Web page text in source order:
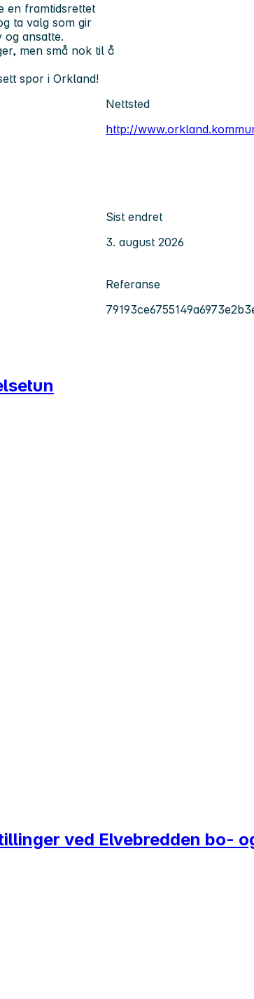
en framtidsrettet
ta valg som gir
ansatte.
men små nok til å
spor i Orkland!
Nettsted
http://
Sist endret
3. august 2026
Referanse
ved Elvebredden bo-